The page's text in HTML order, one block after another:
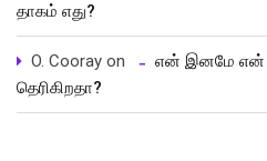
தாகம் எது?
O. Cooray on
என் இனமே என்
தெரிகிறதா?